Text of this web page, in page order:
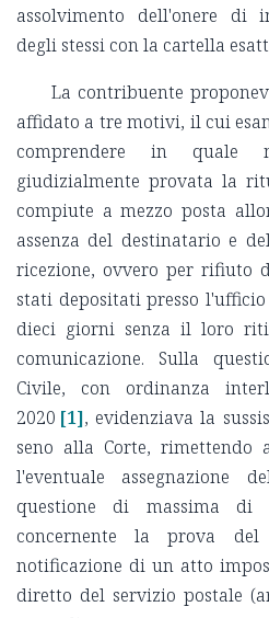
assolvimento dell'onere di
degli stessi con la cartella
La contribuente
affidato a tre motivi, il cui
comprendere in quale
giudizialmente provata la
compiute a mezzo posta
assenza del destinatario e
ricezione, ovvero per rifiuto
stati depositati presso
dieci giorni senza il loro
comunicazione. Sulla
Civile, con ordinanza
2020 [1], evidenziava la
seno alla Corte, rimettendo
l'eventuale assegnazione
questione di massima di
concernente la prova del
notificazione di un atto
diretto del servizio postale